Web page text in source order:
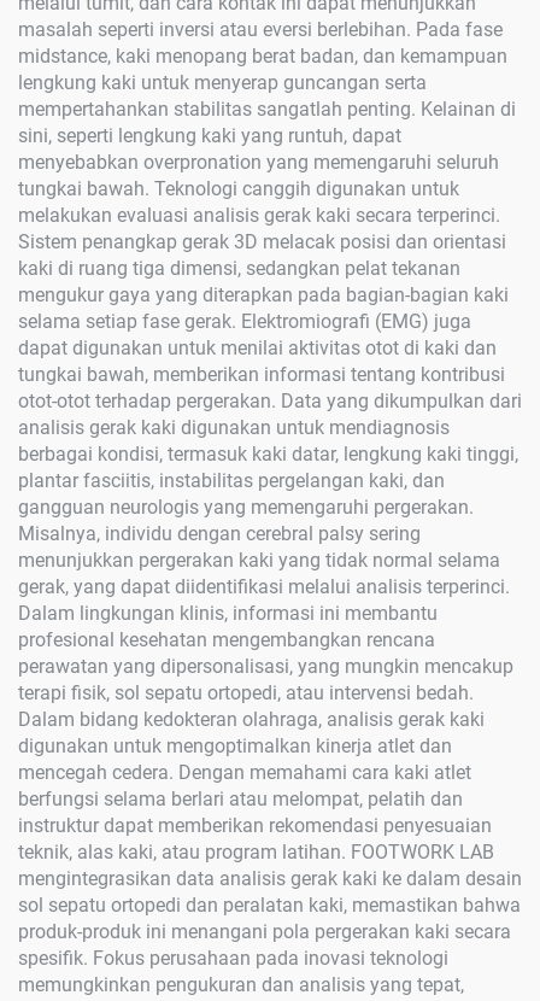
masalah seperti inversi atau eversi berlebihan. Pada fase
midstance, kaki menopang berat badan, dan kemampuan
lengkung kaki untuk menyerap guncangan serta
mempertahankan stabilitas sangatlah penting. Kelainan di
sini, seperti lengkung kaki yang runtuh, dapat
menyebabkan overpronation yang memengaruhi seluruh
tungkai bawah. Teknologi canggih digunakan untuk
melakukan evaluasi analisis gerak kaki secara terperinci.
Sistem penangkap gerak 3D melacak posisi dan orientasi
kaki di ruang tiga dimensi, sedangkan pelat tekanan
mengukur gaya yang diterapkan pada bagian-bagian kaki
selama setiap fase gerak. Elektromiografi (EMG) juga
dapat digunakan untuk menilai aktivitas otot di kaki dan
tungkai bawah, memberikan informasi tentang kontribusi
otot-otot terhadap pergerakan. Data yang dikumpulkan dari
analisis gerak kaki digunakan untuk mendiagnosis
berbagai kondisi, termasuk kaki datar, lengkung kaki tinggi,
plantar fasciitis, instabilitas pergelangan kaki, dan
gangguan neurologis yang memengaruhi pergerakan.
Misalnya, individu dengan cerebral palsy sering
menunjukkan pergerakan kaki yang tidak normal selama
gerak, yang dapat diidentifikasi melalui analisis terperinci.
Dalam lingkungan klinis, informasi ini membantu
profesional kesehatan mengembangkan rencana
perawatan yang dipersonalisasi, yang mungkin mencakup
terapi fisik, sol sepatu ortopedi, atau intervensi bedah.
Dalam bidang kedokteran olahraga, analisis gerak kaki
digunakan untuk mengoptimalkan kinerja atlet dan
mencegah cedera. Dengan memahami cara kaki atlet
berfungsi selama berlari atau melompat, pelatih dan
instruktur dapat memberikan rekomendasi penyesuaian
teknik, alas kaki, atau program latihan. FOOTWORK LAB
mengintegrasikan data analisis gerak kaki ke dalam desain
sol sepatu ortopedi dan peralatan kaki, memastikan bahwa
produk-produk ini menangani pola pergerakan kaki secara
spesifik. Fokus perusahaan pada inovasi teknologi
memungkinkan pengukuran dan analisis yang tepat,